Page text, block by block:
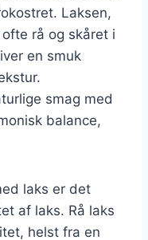
Laksen,
rå og skåret i
en smuk
smag med
balance,
laks er det
af laks. Rå laks
helst fra en